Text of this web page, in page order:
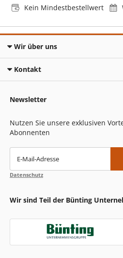
Kein Mindestbestellwert
Wir über uns
Kontakt
Newsletter
Nutzen Sie unsere exklusiven
Abonnenten
E-Mail-Adresse
Datenschutz
Wir sind Teil der Bünting